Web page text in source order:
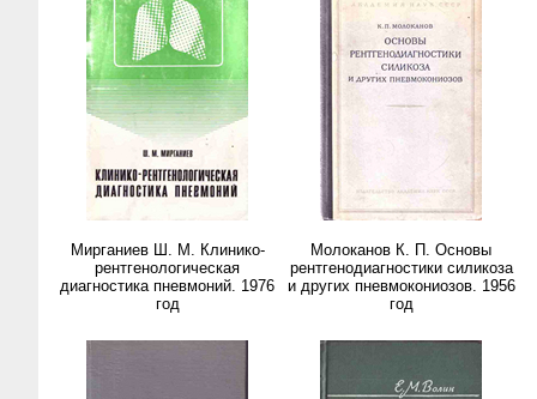
Мирганиев Ш. М. Клинико-
рентгенологическая
диагностика пневмоний. 1976
год
Молоканов К. П. Основы
рентгенодиагностики силикоза
и других пневмокониозов. 1956
год